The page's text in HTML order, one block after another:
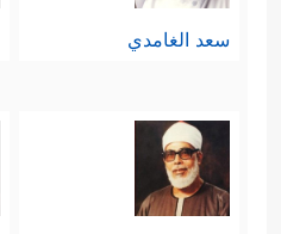
سعد الغامدي